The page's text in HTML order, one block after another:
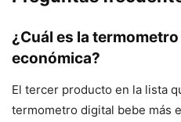
¿Cuál es la
económica?
El tercer producto en la lista
termometro digital bebe más